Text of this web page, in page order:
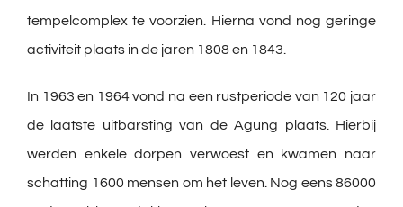
tempelcomplex te voorzien. Hierna vond nog geringe
activiteit plaats in de jaren 1808 en 1843.
In 1963 en 1964 vond na een rustperiode van 120 jaar
de laatste uitbarsting van de Agung plaats. Hierbij
werden enkele dorpen verwoest en kwamen naar
schatting 1600 mensen om het leven. Nog eens 86000